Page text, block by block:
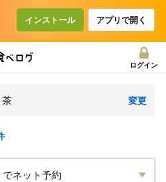
インストール アプリで開く
ログイン
茶 変更
でネット予約